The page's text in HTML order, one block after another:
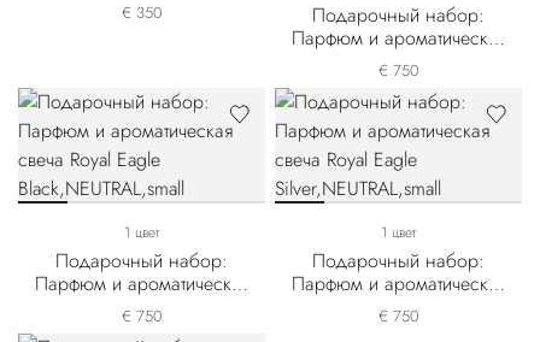
€ 350
Подарочный набор:
Парфюм и ароматическая
свеча Royal Eagle Gold
€ 750
1 цвет
Подарочный набор:
Парфюм и ароматическая
свеча Royal Eagle Black
€ 750
1 цвет
Подарочный набор:
Парфюм и ароматическая
свеча Royal Eagle Silver
€ 750